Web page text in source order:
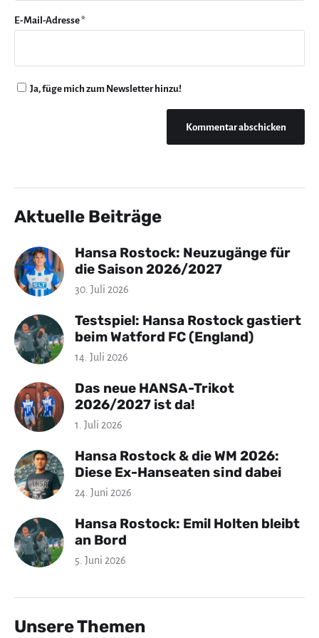
E-Mail-Adresse*
Ja, füge mich zum Newsletter hinzu!
Aktuelle Beiträge
Hansa Rostock: Neuzugänge für
die Saison 2026/2027
30. Juli 2026
Testspiel: Hansa Rostock gastiert
beim Watford FC (England)
14. Juli 2026
Das neue HANSA-Trikot
2026/2027 ist da!
1. Juli 2026
Hansa Rostock & die WM 2026:
Diese Ex-Hanseaten sind dabei
24. Juni 2026
Hansa Rostock: Emil Holten bleibt
an Bord
5. Juni 2026
Unsere Themen